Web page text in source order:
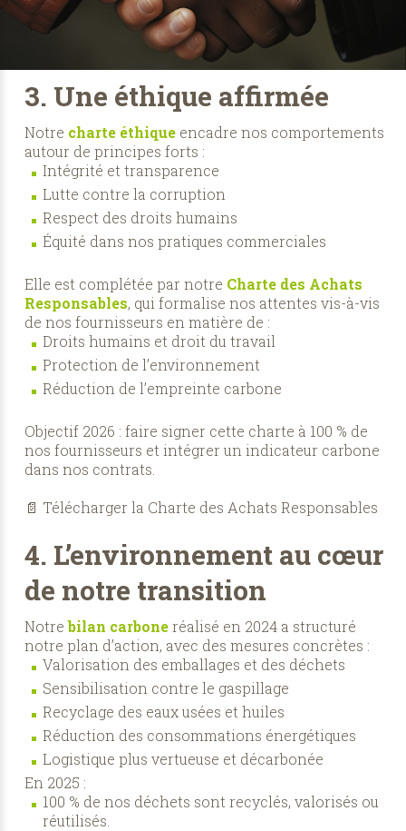
3. Une éthique affirmée
Notre charte éthiqueencadre nos comportements
autour de principes forts :
Intégrité et transparence
Lutte contre la corruption
Respect des droits humains
Équité dans nos pratiques commerciales
Elle est complétée par notre Charte des Achats
Responsables, qui formalise nos attentes vis-à-vis
de nos fournisseurs en matière de :
Droits humains et droit du travail
Protection de l’environnement
Réduction de l’empreinte carbone
Objectif 2026 : faire signer cette charte à 100 % de
nos fournisseurs et intégrer un indicateur carbone
dans nos contrats.
📄 Télécharger la Charte des Achats Responsables
4. L’environnement au cœur
de notre transition
Notrebilan carboneréalisé en 2024 a structuré
notre plan d’action, avec des mesures concrètes :
Valorisation des emballages et des déchets
Sensibilisation contre le gaspillage
Recyclage des eaux usées et huiles
Réduction des consommations énergétiques
Logistique plus vertueuse et décarbonée
En 2025 :
100 % de nos déchets sont recyclés, valorisés ou
réutilisés.